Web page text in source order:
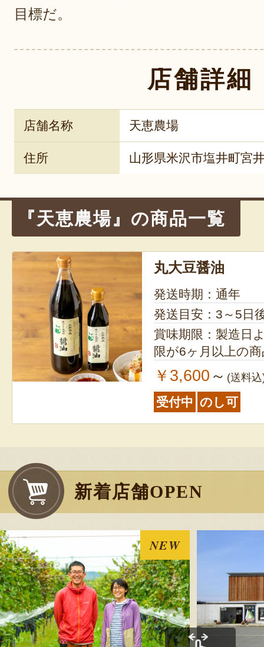
目標だ。
店舗詳細
店舗名称 天恵農場
住所 山形県米沢市塩井町宮
『天恵農場』の商品一覧
丸大豆醤油
発送時期：通年
発送目安：3～5日
賞味期限：製造日より
限が6ヶ月以上の
￥3,600 ～ (送料
受付中 のし可
新着店舗OPEN
NEW